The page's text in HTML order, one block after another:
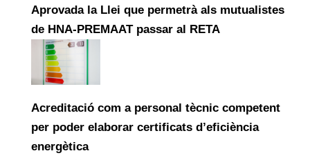
Aprovada la Llei que permetrà als mutualistes
de HNA-PREMAAT passar al RETA
Acreditació com a personal tècnic competent
per poder elaborar certificats d’eficiència
energètica